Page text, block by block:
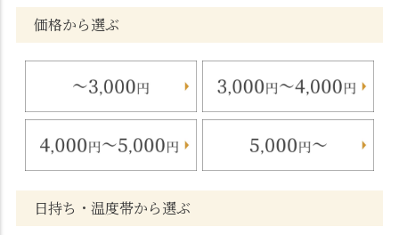
価格から選ぶ
日持ち・温度帯から選ぶ